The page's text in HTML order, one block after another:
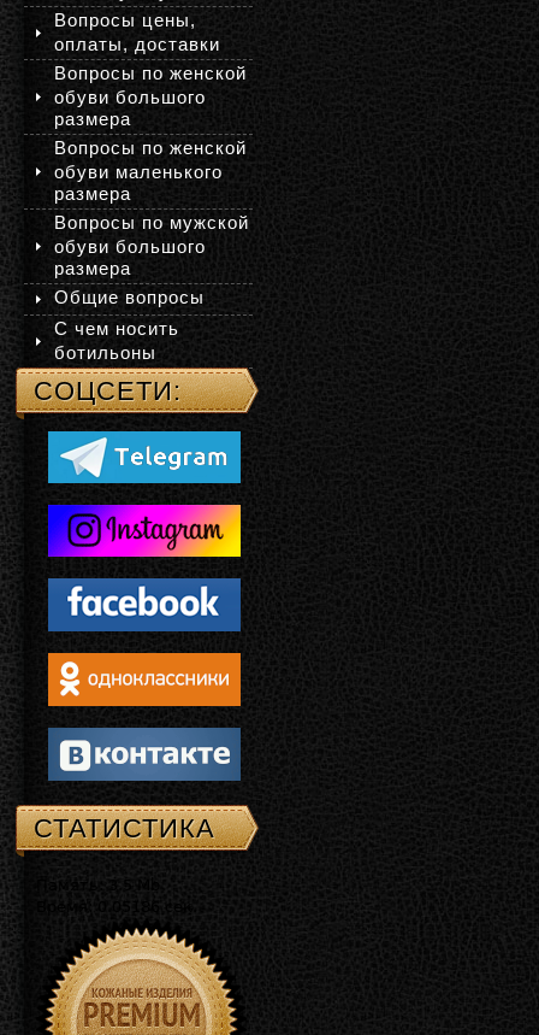
Вопросы цены,
оплаты, доставки
Вопросы по женской
обуви большого
размера
Вопросы по женской
обуви маленького
размера
Вопросы по мужской
обуви большого
размера
Общие вопросы
С чем носить
ботильоны
СОЦСЕТИ:
СТАТИСТИКА
Память: 3.5 Mb
Время: 0.05186 сек.